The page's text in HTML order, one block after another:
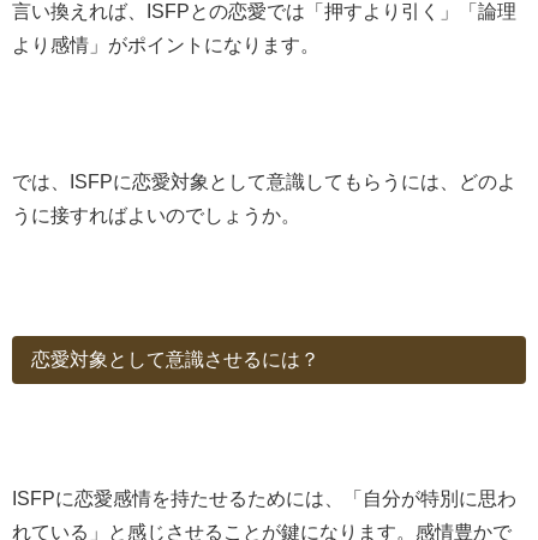
言い換えれば、ISFPとの恋愛では「押すより引く」「論理
より感情」がポイントになります。
では、ISFPに恋愛対象として意識してもらうには、どのよ
うに接すればよいのでしょうか。
恋愛対象として意識させるには？
ISFPに恋愛感情を持たせるためには、「自分が特別に思わ
れている」と感じさせることが鍵になります。感情豊かで